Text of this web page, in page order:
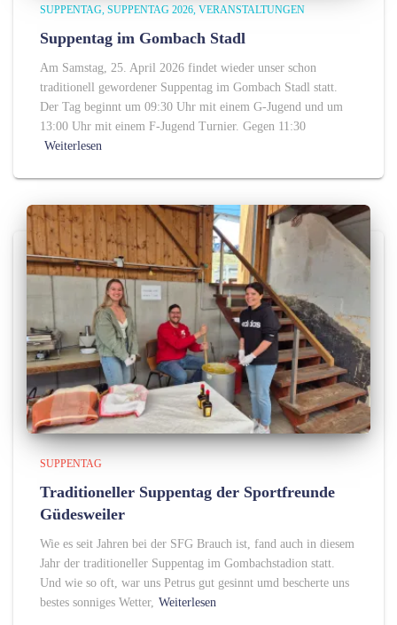
SUPPENTAG SUPPENTAG 2026 VERANSTALTUNGEN
Suppentag im Gombach Stadl
Am Samstag, 25. April 2026 findet wieder unser schon
traditionell gewordener Suppentag im Gombach Stadl statt.
Der Tag beginnt um 09:30 Uhr mit einem G-Jugend und um
13:00 Uhr mit einem F-Jugend Turnier. Gegen 11:30
Weiterlesen
SUPPENTAG
Traditioneller Suppentag der Sportfreunde
Güdesweiler
Wie es seit Jahren bei der SFG Brauch ist, fand auch in diesem
Jahr der traditioneller Suppentag im Gombachstadion statt.
Und wie so oft, war uns Petrus gut gesinnt umd bescherte uns
bestes sonniges Wetter, Weiterlesen